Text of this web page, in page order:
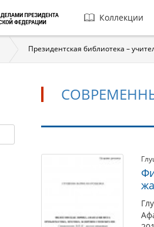
Главная
навигация
Коллекции
Президентская библиотека –
Современные